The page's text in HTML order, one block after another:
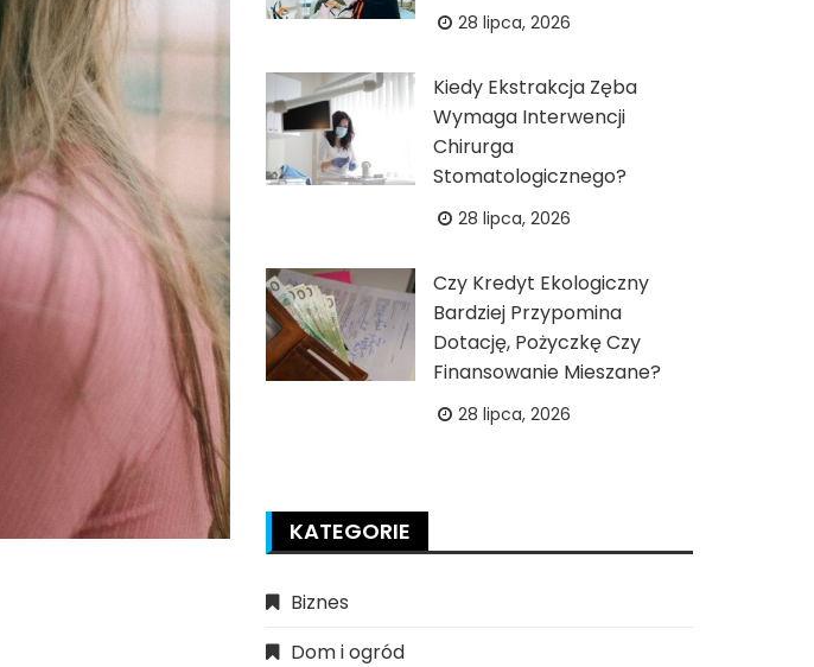
28 lipca, 2026
Kiedy Ekstrakcja Zęba
Wymaga Interwencji
Chirurga
Stomatologicznego?
28 lipca, 2026
Czy Kredyt Ekologiczny
Bardziej Przypomina
Dotację, Pożyczkę Czy
Finansowanie Mieszane?
28 lipca, 2026
KATEGORIE
Biznes
Dom i ogród